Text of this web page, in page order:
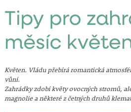
Tipy pro
měsíc
Květen. Vládu přebírá romantická
vůní.
Zahrádky zdobí květy ovocných stromů,
magnolie a některé z četných druhů